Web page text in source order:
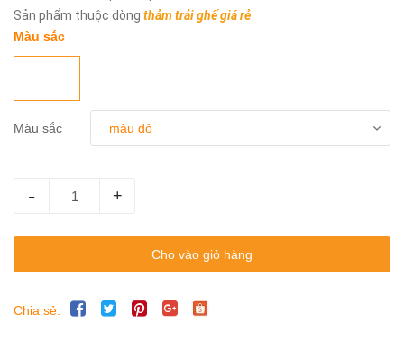
Sản phẩm thuộc dòng thảm trải ghế giá rẻ
Màu sắc
Màu sắc
- +
Cho vào giỏ hàng
Chia sẻ: